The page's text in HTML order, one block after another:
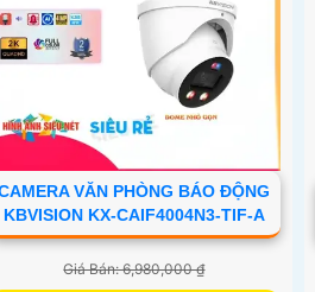
VĂN PHÒNG BÁO ĐỘNG
KBVISION KX-CAIF4004N3-TIF-A
Giá Bán: 6,980,000 ₫